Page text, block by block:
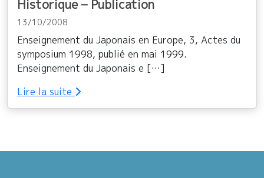
Historique – Publication
13/10/2008
Enseignement du Japonais en Europe, 3, Actes du
symposium 1998, publié en mai 1999.
Enseignement du Japonais e […]
Lire la suite